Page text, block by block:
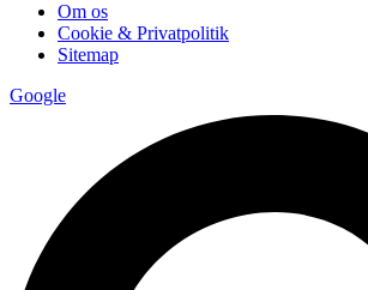
Om os
Cookie & Privatpolitik
Sitemap
Google